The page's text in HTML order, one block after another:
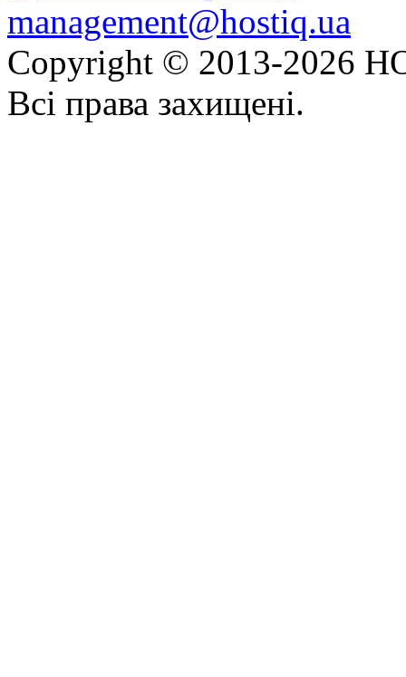
management@hostiq.ua
Copyright © 2013-2026
Всі права захищені.